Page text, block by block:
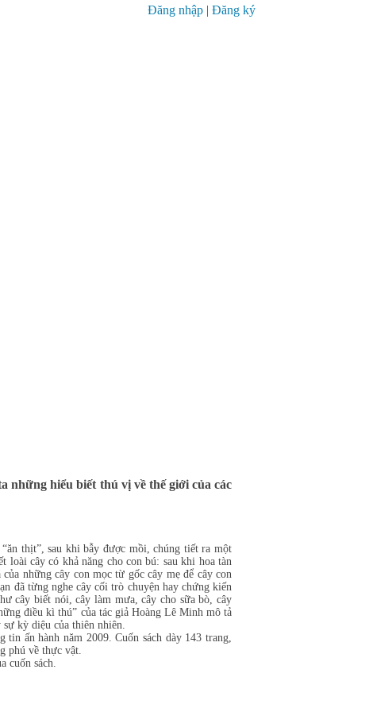
Đăng nhập | Đăng ký
những hiểu biết thú vị về thế giới của các
thịt”, sau khi bẫy được mồi, chúng tiết ra một
loài cây có khả năng cho con bú: sau khi hoa tàn
những cây con mọc từ gốc cây mẹ để cây con
đã từng nghe cây cối trò chuyện hay chứng kiến
cây biết nói, cây làm mưa, cây cho sữa bò, cây
điều kì thú” của tác giả Hoàng Lê Minh mô tả
kỳ diệu của thiên nhiên.
ấn hành năm 2009. Cuốn sách dày 143 trang,
phú về thực vật.
sách.